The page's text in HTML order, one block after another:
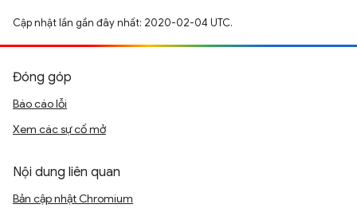
Cập nhật lần gần đây nhất: 2020-02-04 UTC.
Đóng góp
Báo cáo lỗi
Xem các sự cố mở
Nội dung liên quan
Bản cập nhật Chromium